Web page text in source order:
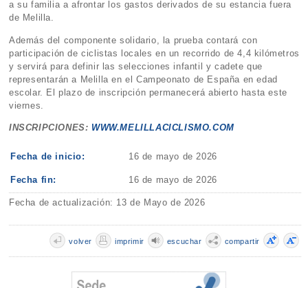
a su familia a afrontar los gastos derivados de su estancia fuera
de Melilla.
Además del componente solidario, la prueba contará con
participación de ciclistas locales en un recorrido de 4,4 kilómetros
y servirá para definir las selecciones infantil y cadete que
representarán a Melilla en el Campeonato de España en edad
escolar. El plazo de inscripción permanecerá abierto hasta este
viernes.
INSCRIPCIONES: WWW.MELILLACICLISMO.COM
Fecha de inicio: 16 de mayo de 2026
Fecha fin: 16 de mayo de 2026
Fecha de actualización: 13 de Mayo de 2026
compartir
escuchar
imprimir
volver